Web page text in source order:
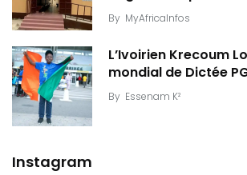
By MyAfricaInfos
L’Ivoirien Krecoum
mondial de Dictée
By Essenam K²
Instagram